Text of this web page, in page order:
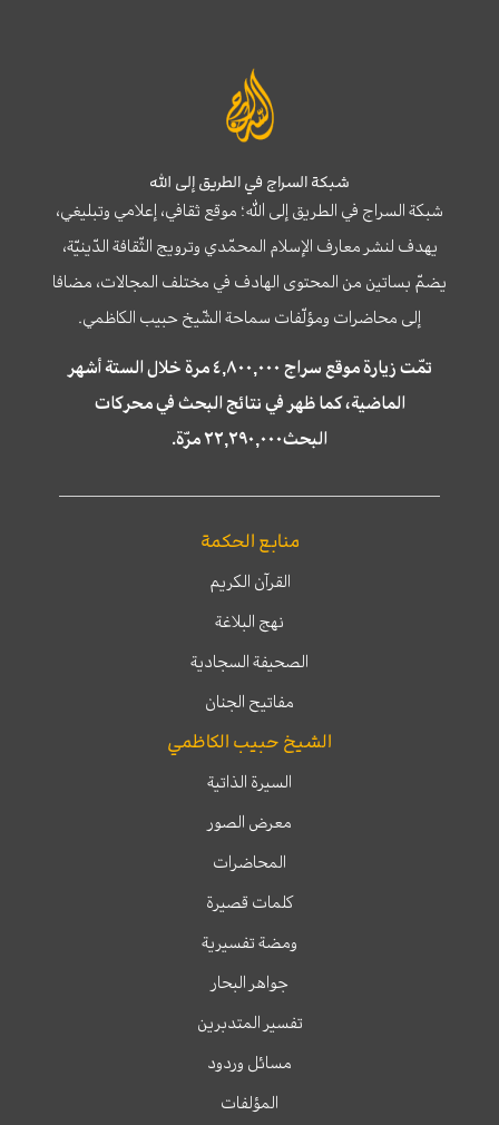
شبكة السراج في الطريق إلى الله
شبكة السراج في الطريق إلى الله؛ موقع ثقافي، إعلامي وتبليغي،
يهدف لنشر معارف الإسلام المحمّدي وترويج الثّقافة الدّينيّة،
يضمّ بساتين من المحتوى الهادف في مختلف المجالات، مضافا
إلى محاضرات ومؤلّفات سماحة الشّيخ حبيب الكاظمي.
تمّت زيارة موقع سراج ٤,٨٠٠,٠٠٠ مرة خلال الستة أشهر
الماضية، كما ظهر في نتائج البحث في محركات
البحث٢٢,٢٩٠,٠٠٠ مرّة.
منابع الحكمة
القرآن الكريم
نهج البلاغة
الصحيفة السجادية
مفاتيح الجنان
الشيخ حبيب الكاظمي
السيرة الذاتية
معرض الصور
المحاضرات
كلمات قصيرة
ومضة تفسيرية
جواهر البحار
تفسير المتدبرين
مسائل وردود
المؤلفات